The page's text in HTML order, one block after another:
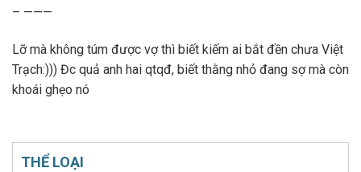
– ———
Lỡ mà không túm được vợ thì biết kiếm ai bắt đền chưa Việt
Trạch:))) Đc quả anh hai qtqđ, biết thằng nhỏ đang sợ mà còn
khoái ghẹo nó
THỂ LOẠI